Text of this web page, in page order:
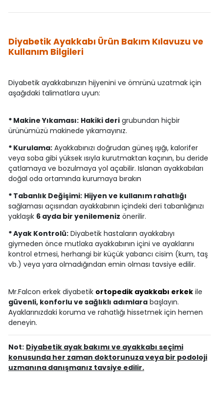
Diyabetik Ayakkabı Ürün Bakım Kılavuzu ve
Kullanım Bilgileri
Diyabetik ayakkabınızın hijyenini ve ömrünü uzatmak için
aşağıdaki talimatlara uyun:
* Makine Yıkaması: Hakiki derigrubundan hiçbir
ürünümüzü makinede yıkamayınız.
* Kurulama:Ayakkabınızı doğrudan güneş ışığı, kalorifer
veya soba gibi yüksek ısıyla kurutmaktan kaçının, bu deride
çatlamaya ve bozulmaya yol açabilir. Islanan ayakkabıları
doğal oda ortamında kurumaya bırakın
* Tabanlık Değişimi: Hijyen ve kullanım rahatlığı
sağlaması açısından ayakkabının içindeki deri tabanlığınızı
yaklaşık 6 ayda bir yenilemeniz önerilir.
*Ayak Kontrolü:Diyabetik hastaların ayakkabıyı
giymeden önce mutlaka ayakkabının içini ve ayaklarını
kontrol etmesi, herhangi bir küçük yabancı cisim (kum, taş
vb.) veya yara olmadığından emin olması tavsiye edilir.
Mr.Falcon erkek diyabetik ortopedik ayakkabı erkekile
güvenli, konforlu ve sağlıklı adımlarabaşlayın.
Ayaklarınızdaki koruma ve rahatlığı hissetmek için hemen
deneyin.
Not: Diyabetik ayak bakımı ve ayakkabı seçimi
konusunda her zaman doktorunuza veya bir podoloji
uzmanına danışmanız tavsiye edilir.